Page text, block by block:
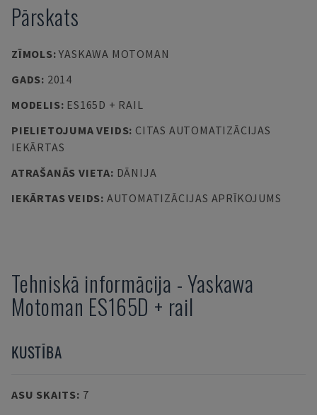
Pārskats
ZĪMOLS:YASKAWA MOTOMAN
GADS: 2014
MODELIS: ES165D + RAIL
PIELIETOJUMA VEIDS: CITAS AUTOMATIZĀCIJAS
IEKĀRTAS
ATRAŠANĀS VIETA: DĀNIJA
IEKĀRTAS VEIDS: AUTOMATIZĀCIJAS APRĪKOJUMS
Tehniskā informācija -Yaskawa
Motoman ES165D + rail
KUSTĪBA
ASU SKAITS: 7